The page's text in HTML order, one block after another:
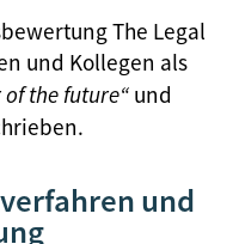
The Legal
und Kollegen als
of the future“ und
und